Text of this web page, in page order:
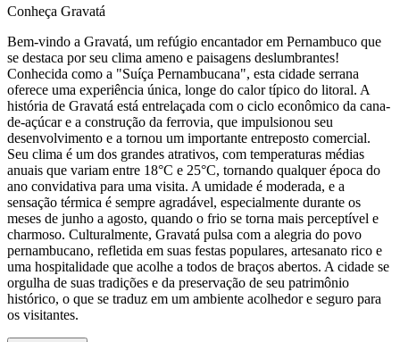
Conheça Gravatá
Bem-vindo a Gravatá, um refúgio encantador em Pernambuco que
se destaca por seu clima ameno e paisagens deslumbrantes!
Conhecida como a "Suíça Pernambucana", esta cidade serrana
oferece uma experiência única, longe do calor típico do litoral. A
história de Gravatá está entrelaçada com o ciclo econômico da cana-
de-açúcar e a construção da ferrovia, que impulsionou seu
desenvolvimento e a tornou um importante entreposto comercial.
Seu clima é um dos grandes atrativos, com temperaturas médias
anuais que variam entre 18°C e 25°C, tornando qualquer época do
ano convidativa para uma visita. A umidade é moderada, e a
sensação térmica é sempre agradável, especialmente durante os
meses de junho a agosto, quando o frio se torna mais perceptível e
charmoso. Culturalmente, Gravatá pulsa com a alegria do povo
pernambucano, refletida em suas festas populares, artesanato rico e
uma hospitalidade que acolhe a todos de braços abertos. A cidade se
orgulha de suas tradições e da preservação de seu patrimônio
histórico, o que se traduz em um ambiente acolhedor e seguro para
os visitantes.